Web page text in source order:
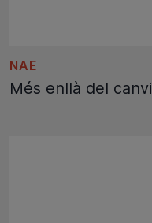
NAE
Més enllà del canvi